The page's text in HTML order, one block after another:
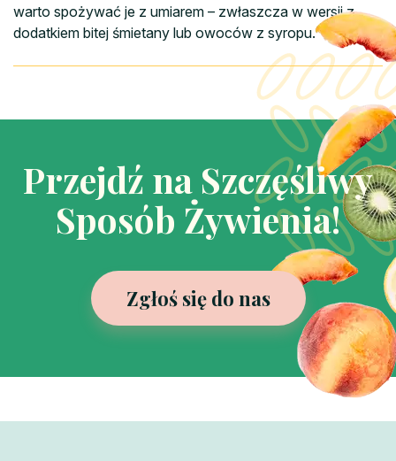
warto spożywać je z umiarem – zwłaszcza w wersji z
dodatkiem bitej śmietany lub owoców z syropu.
Przejdź na Szczęśliwy
Sposób Żywienia!
Zgłoś się do nas